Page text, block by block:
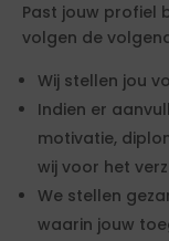
Past jouw profiel
volgen de
Wij stellen jou
Indien er
motivatie,
wij voor het
We stellen
waarin jouw